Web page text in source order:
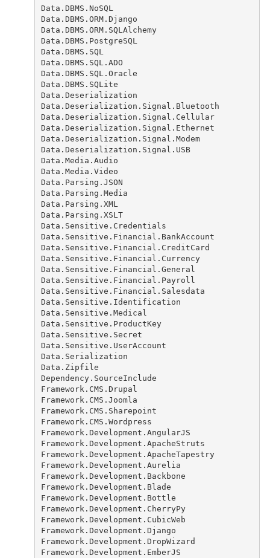
Data.DBMS.NoSQL
Data.DBMS.ORM.Django
Data.DBMS.ORM.SQLAlchemy
Data.DBMS.PostgreSQL
Data.DBMS.SQL
Data.DBMS.SQL.ADO
Data.DBMS.SQL.Oracle
Data.DBMS.SQLite
Data.Deserialization
Data.Deserialization.Signal.Bluetooth
Data.Deserialization.Signal.Cellular
Data.Deserialization.Signal.Ethernet
Data.Deserialization.Signal.Modem
Data.Deserialization.Signal.USB
Data.Media.Audio
Data.Media.Video
Data.Parsing.JSON
Data.Parsing.Media
Data.Parsing.XML
Data.Parsing.XSLT
Data.Sensitive.Credentials
Data.Sensitive.Financial.BankAccount
Data.Sensitive.Financial.CreditCard
Data.Sensitive.Financial.Currency
Data.Sensitive.Financial.General
Data.Sensitive.Financial.Payroll
Data.Sensitive.Financial.Salesdata
Data.Sensitive.Identification
Data.Sensitive.Medical
Data.Sensitive.ProductKey
Data.Sensitive.Secret
Data.Sensitive.UserAccount
Data.Serialization
Data.Zipfile
Dependency.SourceInclude
Framework.CMS.Drupal
Framework.CMS.Joomla
Framework.CMS.Sharepoint
Framework.CMS.Wordpress
Framework.Development.AngularJS
Framework.Development.ApacheStruts
Framework.Development.ApacheTapestry
Framework.Development.Aurelia
Framework.Development.Backbone
Framework.Development.Blade
Framework.Development.Bottle
Framework.Development.CherryPy
Framework.Development.CubicWeb
Framework.Development.Django
Framework.Development.DropWizard
Framework.Development.EmberJS